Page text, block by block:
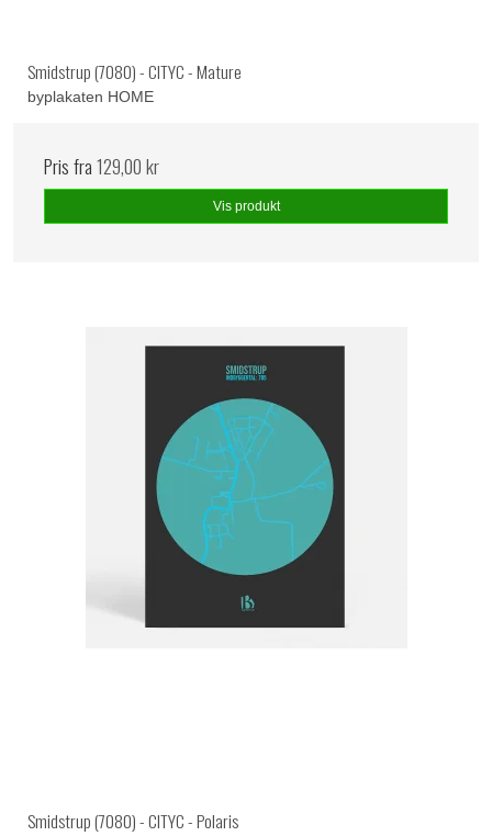
Smidstrup (7080) - CITYC - Mature
byplakaten HOME
Pris fra129,00 kr
Vis produkt
Smidstrup (7080) - CITYC - Polaris